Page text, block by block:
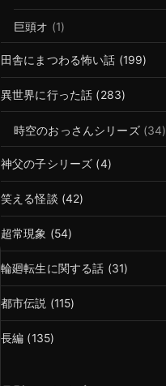
巨頭オ (1)
田舎にまつわる怖い話 (199)
異世界に行った話 (283)
時空のおっさんシリーズ(34)
神父の子シリーズ (4)
笑える怪談 (42)
超常現象 (54)
輪廻転生に関する話 (31)
都市伝説 (115)
長編 (135)